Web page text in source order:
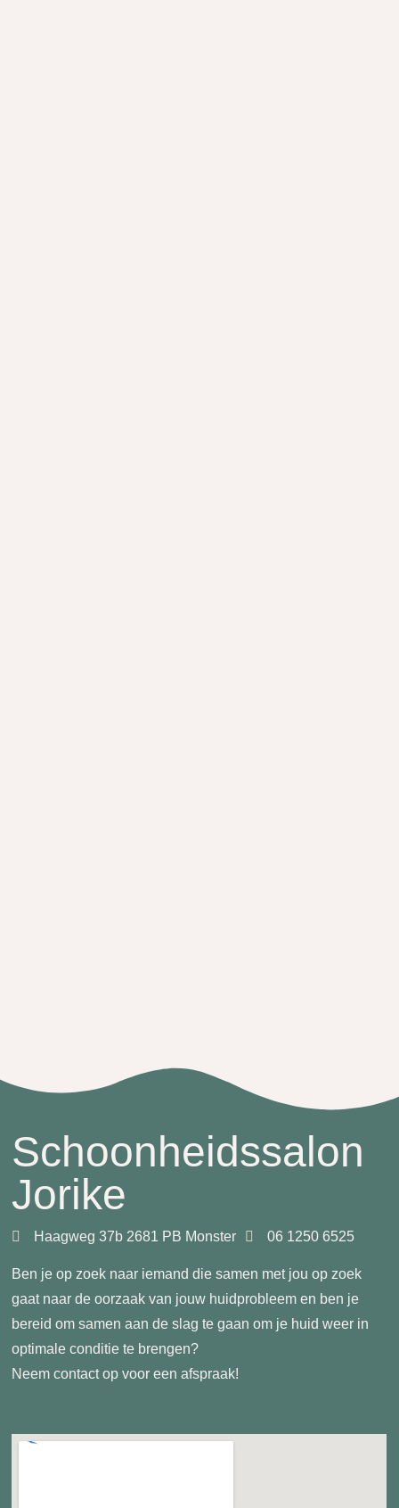
Schoonheidssalon
Jorike
Haagweg 37b 2681 PB Monster 06 1250 6525
Ben je op zoek naar iemand die samen met jou op zoek
gaat naar de oorzaak van jouw huidprobleem en ben je
bereid om samen aan de slag te gaan om je huid weer in
optimale conditie te brengen?
Neem contact op voor een afspraak!